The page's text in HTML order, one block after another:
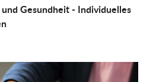
Gesund­heit - Individu­elles